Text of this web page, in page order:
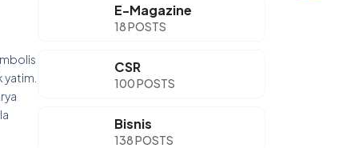
E-Magazine
18 POSTS
CSR
100 POSTS
Bisnis
138 POSTS